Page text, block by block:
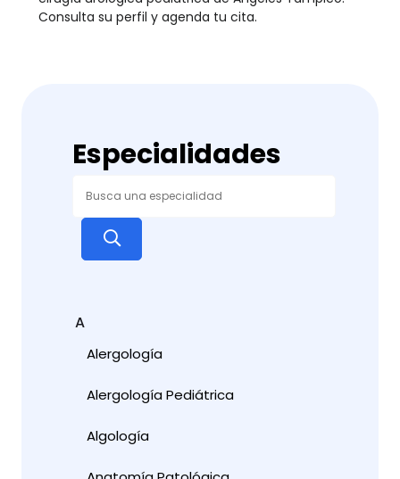
Consulta su perfil y agenda tu cita.
Especialidades
A
Alergología
Alergología Pediátrica
Algología